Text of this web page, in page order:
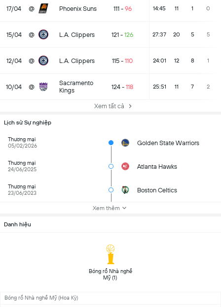
17/04 @ Phoenix Suns 111- 96 14:45 11 1 0
15/04 @ L.A. Clippers 121 - 126 27:37 20 5 5
12/04 @ L.A. Clippers 115 - 110 24:01 12 8 1
10/04 @
Sacramento
Kings
124 - 118 25:51 11 7 2
Xem tất cả
Lịch sử Sự nghiệp
Thương mại
05/02/2026
Golden State Warriors
Thương mại
24/06/2025
Atlanta Hawks
Thương mại
23/06/2023
Boston Celtics
Xem thêm
Danh hiệu
Bóng rổ Nhà nghề
Mỹ (1)
Bóng rổ Nhà nghề Mỹ (Hoa Kỳ)